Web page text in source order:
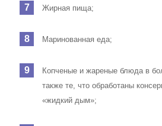
Жирная пища;
Маринованная еда;
Копченые и жареные блюда в
также те, что обработаны
«жидкий дым»;